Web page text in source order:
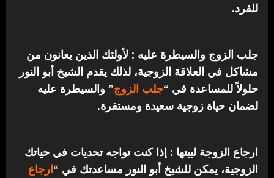
للفرد.
جلب الزوج والسيطرة عليه : لأولئك الذين يعانون من
مشاكل في العلاقة الزوجية، لذلك يقدم الشيخ أبو النور
حلولاً للمساعدة في “جلب الزوج” والسيطرة عليه
لضمان حياة زوجية سعيدة ومستقرة.
ارجاع الزوجة لبيتها : إذا كنت تواجه تحديات في حياتك
الزوجية، يمكن للشيخ أبو النور مساعدتك في “ارجاع